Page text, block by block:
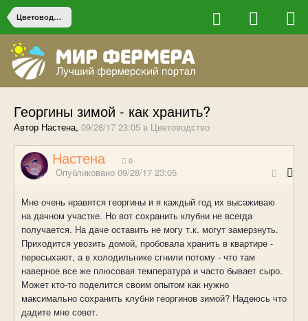
Цветоводство
Георгины зимой - как хранить?
Автор Настена, 09/28/17 23:05 в Цветоводство
Настена 0
Опубликовано 09/28/17 23:05
Мне очень нравятся георгины и я каждый год их высаживаю
на дачном участке. Но вот сохранить клубни не всегда
получается. На даче оставить не могу т.к. могут замерзнуть.
Приходится увозить домой, пробовала хранить в квартире -
пересыхают, а в холодильнике сгнили потому - что там
наверное все же плюсовая температура и часто бывает сыро.
Может кто-то поделится своим опытом как нужно
максимально сохранить клубни георгинов зимой? Надеюсь что
дадите мне совет.